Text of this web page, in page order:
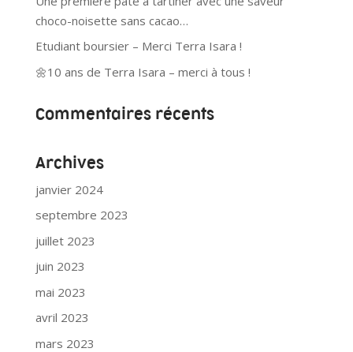
choco-noisette sans cacao…
Etudiant boursier – Merci Terra Isara !
🌼10 ans de Terra Isara – merci à tous !
Commentaires récents
Archives
janvier 2024
septembre 2023
juillet 2023
juin 2023
mai 2023
avril 2023
mars 2023